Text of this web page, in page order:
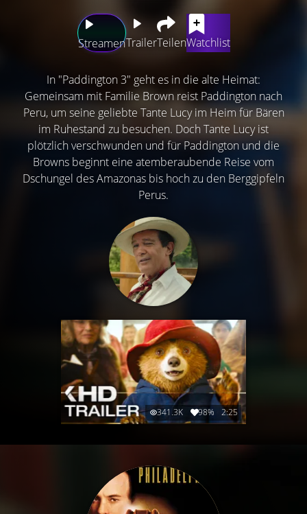
StreamenTrailerTeilenWatchlist
In "Paddington 3" geht es in die alte Heimat:
Gemeinsam mit Familie Brown reist Paddington nach
Peru, um seine geliebte Tante Lucy im Heim für Bären
im Ruhestand zu besuchen. Doch Tante Lucy ist
plötzlich verschwunden und für Paddington und die
Browns beginnt eine atemberaubende Reise vom
Dschungel des Amazonas bis hoch zu den Berggipfeln
Perus.
341.3K 98% 2:25